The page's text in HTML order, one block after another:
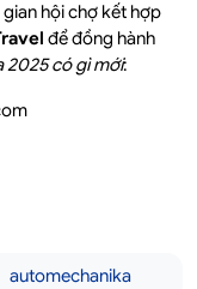
hội chợ kết hợp
để đồng hành
2025 có gì mới:
automechanika